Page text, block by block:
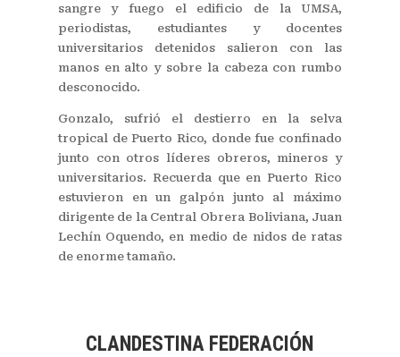
sangre y fuego el edificio de la UMSA,
periodistas, estudiantes y docentes
universitarios detenidos salieron con las
manos en alto y sobre la cabeza con rumbo
desconocido.
Gonzalo, sufrió el destierro en la selva
tropical de Puerto Rico, donde fue confinado
junto con otros líderes obreros, mineros y
universitarios. Recuerda que en Puerto Rico
estuvieron en un galpón junto al máximo
dirigente de la Central Obrera Boliviana, Juan
Lechín Oquendo, en medio de nidos de ratas
de enorme tamaño.
CLANDESTINA FEDERACIÓN